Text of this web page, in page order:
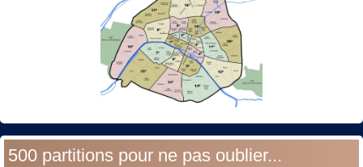
500 partitions pour ne pas oublier...